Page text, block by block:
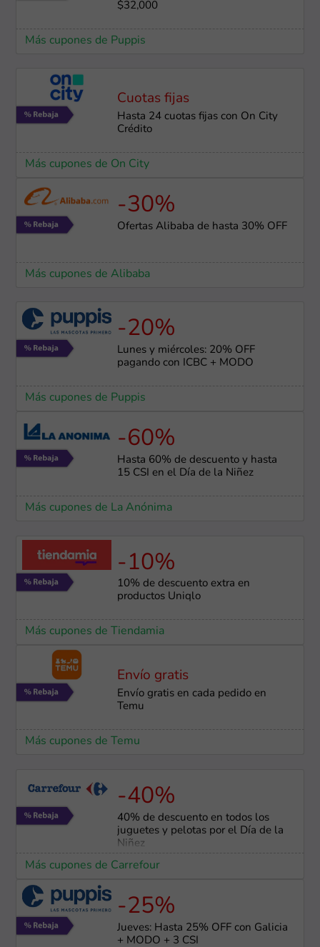
$32,000
Más cupones de Puppis
Cuotas fijas
Hasta 24 cuotas fijas con On City
Crédito
Más cupones de On City
-30%
Ofertas Alibaba de hasta 30% OFF
Más cupones de Alibaba
-20%
Lunes y miércoles: 20% OFF
pagando con ICBC + MODO
Más cupones de Puppis
-60%
Hasta 60% de descuento y hasta
15 CSI en el Día de la Niñez
Más cupones de La Anónima
-10%
10% de descuento extra en
productos Uniqlo
Más cupones de Tiendamia
Envío gratis
Envío gratis en cada pedido en
Temu
Más cupones de Temu
-40%
40% de descuento en todos los
juguetes y pelotas por el Día de la
Niñez
Más cupones de Carrefour
-25%
Jueves: Hasta 25% OFF con Galicia
+ MODO + 3 CSI